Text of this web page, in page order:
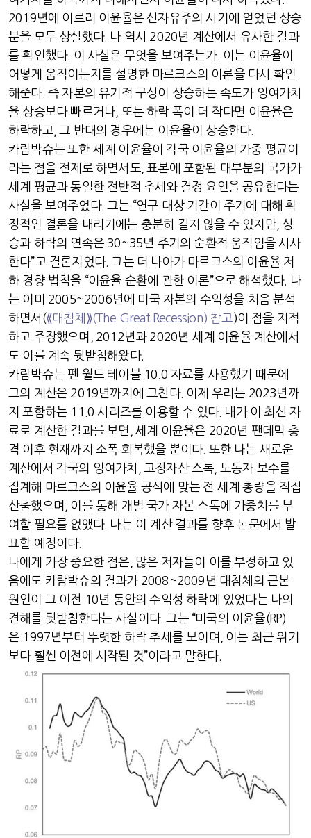
2019년에 이르러 이윤율은 신자유주의 시기에 얻었던 상승
분을 모두 상실했다. 나 역시 2020년 계산에서 유사한 결과
를 확인했다. 이 사실은 무엇을 보여주는가. 이는 이윤율이
어떻게 움직이는지를 설명한 마르크스의 이론을 다시 확인
해준다.즉 자본의 유기적 구성이 상승하는 속도가 잉여가치
율 상승보다 빠르거나
또는 하락 폭이 더 작다면 이윤율은
하락하고
그 반대의 경우에는 이윤율이 상승한다.
카람박슈는 또한 세계 이윤율이 각국 이윤율의 가중 평균이
라는 점을 전제로 하면서도
표본에 포함된 대부분의 국가가
세계 평균과 동일한 전반적 추세와 결정 요인을 공유한다는
사실을 보여주었다. 그는 “연구 대상 기간이 주기에 대해 확
정적인 결론을 내리기에는 충분히 길지 않을 수 있지만, 상
승과 하락의 연속은 30~35년 주기의 순환적 움직임을 시사
한다”고 결론지었다. 그는 더 나아가 마르크스의 이윤율 저
하 경향 법칙을 “이윤율 순환에 관한 이론”으로 해석했다. 나
는 이미
2005~2006년에 미국 자본의 수익성을 처음 분석
하면서 (⟪대침체⟫(The Great Recession) 참고 )이 점을 지적
하고 주장했으며
, 2012년과 2020년 세계 이윤율 계산에서
도 이를 계속 뒷받침해왔다.
카람박슈는 펜 월드 테이블 10.0 자료를 사용했기 때문에
그의 계산은 2019년까지에 그친다. 이제 우리는 2023년까
지 포함하는 11.0 시리즈를 이용할 수 있다. 내가 이 최신 자
료로 계산한 결과를 보면 ,세계 이윤율은 2020년 팬데믹 충
격 이후 현재까지 소폭 회복했을 뿐이다. 또한 나는 새로운
계산에서 각국의 잉여가치
고정자산 스톡
노동자 보수를
집계해 마르크스의 이윤율 공식에 맞는 전 세계 총량을 직접
산출했으며
이를 통해 개별 국가 자본 스톡에 가중치를 부
여할 필요를 없앴다. 나는 이 계산 결과를 향후 논문에서 발
표할 예정이다.
나에게 가장 중요한 점은 많은 저자들이 이를 부정하고 있
음에도 카람박슈의 결과가 2008~2009 년 대침체의 근본
원인이 그 이전 10년 동안의 수익성 하락에 있었다는 나의
견해를 뒷받침한다는 사실이다. 그는 “미국의 이윤율(RP)
은 1997년부터 뚜렷한 하락 추세를 보이며
이는 최근 위기
보다 훨씬 이전에 시작된 것”이라고 말한다.